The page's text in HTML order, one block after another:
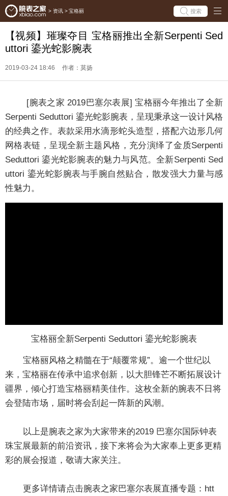
> 资讯 > 宝格丽 搜索
【视频】璀璨夺目 宝格丽推出全新Serpenti Sed
uttori 鎏光蛇影腕表
2019-03-24 18:46 作者：莫扬
[腕表之家 2019巴塞尔表展] 宝格丽今年推出了全新
Serpenti Seduttori 鎏光蛇影腕表，呈现秉承这一设计风格
的经典之作。表款采用水滴形蛇头造型，搭配六边形几何
网格表链，呈现全新主题风格，充分演绎了金质Serpenti
Seduttori 鎏光蛇影腕表的魅力与风范。全新Serpenti Sed
uttori 鎏光蛇影腕表与手腕自然贴合，散发强大力量与感
性魅力。
宝格丽全新Serpenti Seduttori 鎏光蛇影腕表
宝格丽风格之精髓在于“颠覆常规”。逾一个世纪以
来，宝格丽在传承中追求创新，以大胆锋芒不断拓展设计
疆界，倾心打造宝格丽精美佳作。这枚全新的腕表不日将
会登陆市场，届时将会刮起一阵新的风潮。
以上是腕表之家为大家带来的2019 巴塞尔国际钟表
珠宝展最新的前沿资讯，接下来将会为大家奉上更多更精
彩的展会报道，敬请大家关注。
更多详情请点击腕表之家巴塞尔表展直播专题： htt